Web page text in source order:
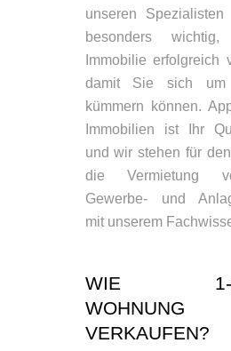
unseren
besonders
Immobilie erfolgreich
damit Sie sich um
kümmern können.
Immobilien ist Ihr
und wir stehen für
die Vermietung
Gewerbe- und
mit unserem
WIE 1-
WOHNUNG
VERKAUFEN?